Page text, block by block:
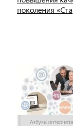
поколения
Азбука интернета